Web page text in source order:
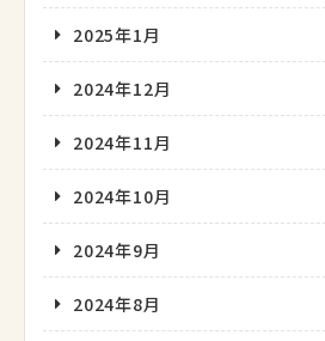
2025年1月
2024年12月
2024年11月
2024年10月
2024年9月
2024年8月